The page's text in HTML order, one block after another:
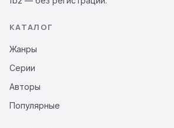
КАТАЛОГ
Жанры
Серии
Авторы
Популярные